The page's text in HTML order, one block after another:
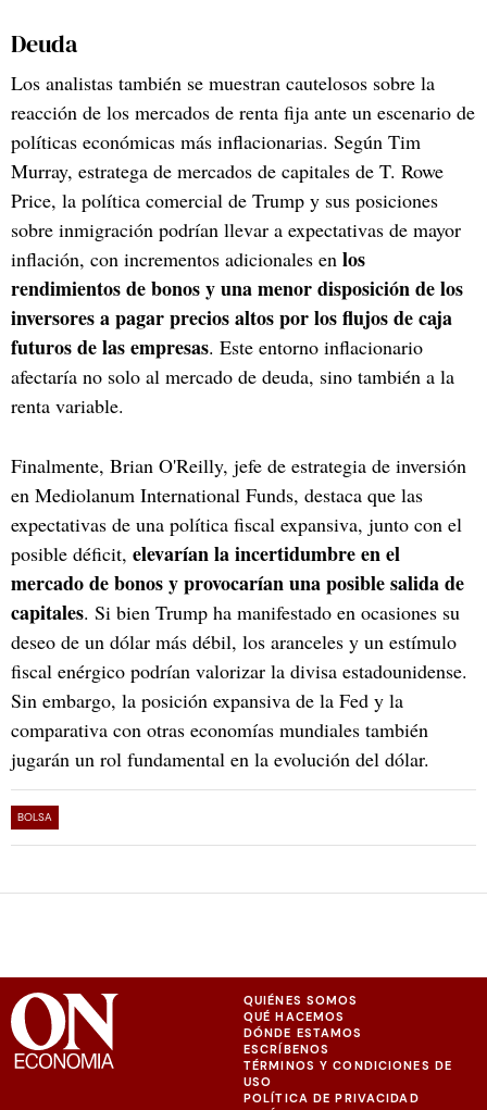
Deuda
Los analistas también se muestran cautelosos sobre la
reacción de los mercados de renta fija ante un escenario de
políticas económicas más inflacionarias. Según Tim
Murray, estratega de mercados de capitales de T. Rowe
Price, la política comercial de Trump y sus posiciones
sobre inmigración podrían llevar a expectativas de mayor
inflación, con incrementos adicionales en los
rendimientos de bonos y una menor disposición de los
inversores a pagar precios altos por los flujos de caja
futuros de las empresas. Este entorno inflacionario
afectaría no solo al mercado de deuda, sino también a la
renta variable.
Finalmente, Brian O'Reilly, jefe de estrategia de inversión
en Mediolanum International Funds, destaca que las
expectativas de una política fiscal expansiva, junto con el
posible déficit, elevarían la incertidumbre en el
mercado de bonos y provocarían una posible salida de
capitales. Si bien Trump ha manifestado en ocasiones su
deseo de un dólar más débil, los aranceles y un estímulo
fiscal enérgico podrían valorizar la divisa estadounidense.
Sin embargo, la posición expansiva de la Fed y la
comparativa con otras economías mundiales también
jugarán un rol fundamental en la evolución del dólar.
BOLSA
QUIÉNES SOMOS
QUÉ HACEMOS
DÓNDE ESTAMOS
ESCRÍBENOS
TÉRMINOS Y CONDICIONES DE
USO
POLÍTICA DE PRIVACIDAD